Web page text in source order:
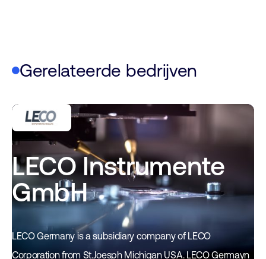
Gerelateerde bedrijven
LECO Instrumente
GmbH
LECO Germany is a subsidiary company of LECO
Corporation from St.Joesph Michigan USA. LECO Germayn